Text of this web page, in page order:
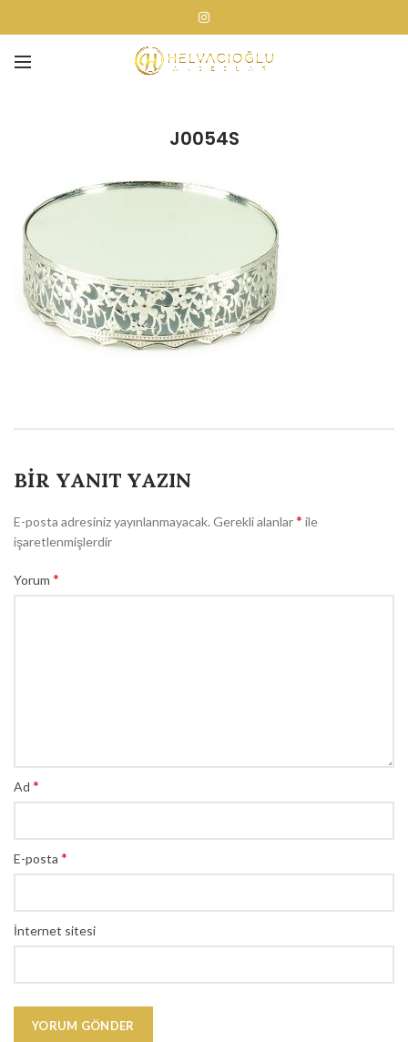
J0054S
BIR YANIT YAZIN
E-posta adresiniz yayınlanmayacak.Gerekli alanlar* ile
işaretlenmişlerdir
Yorum *
Ad *
E-posta *
İnternet sitesi